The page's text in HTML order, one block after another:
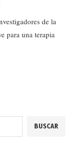
de la
para una terapia
BUSCAR